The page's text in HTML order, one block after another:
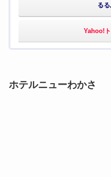
る
Yahoo!
ホテルニューわかさ